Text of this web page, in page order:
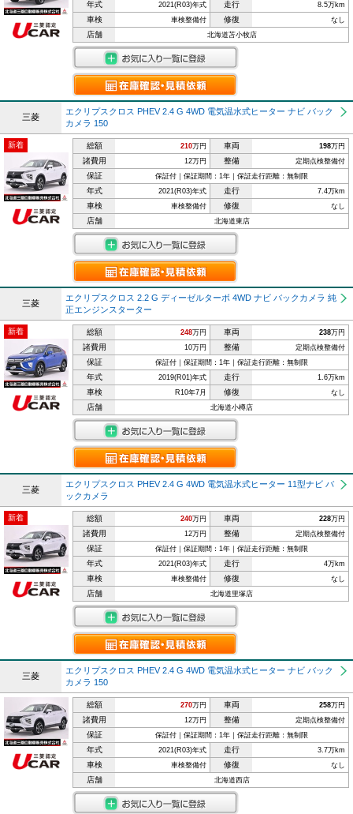
年式 2021(R03)年式 走行 8.5万km
車検 車検整備付 修復 なし
店舗 北海道苫小牧店
三菱
エクリプスクロス PHEV 2.4 G 4WD 電気温水式ヒーター ナビ バック
カメラ 150
新着 総額 210万円 車両 198万円
諸費用 12万円 整備 定期点検整備付
保証 保証付｜保証期間：1年｜保証走行距離：無制限
年式 2021(R03)年式 走行 7.4万km
車検 車検整備付 修復 なし
店舗 北海道東店
三菱
エクリプスクロス 2.2 G ディーゼルターボ 4WD ナビ バックカメラ 純
正エンジンスターター
新着 総額 248万円 車両 238万円
諸費用 10万円 整備 定期点検整備付
保証 保証付｜保証期間：1年｜保証走行距離：無制限
年式 2019(R01)年式 走行 1.6万km
車検 R10年7月 修復 なし
店舗 北海道小樽店
三菱
エクリプスクロス PHEV 2.4 G 4WD 電気温水式ヒーター 11型ナビ バ
ックカメラ
新着 総額 240万円 車両 228万円
諸費用 12万円 整備 定期点検整備付
保証 保証付｜保証期間：1年｜保証走行距離：無制限
年式 2021(R03)年式 走行 4万km
車検 車検整備付 修復 なし
店舗 北海道里塚店
三菱
エクリプスクロス PHEV 2.4 G 4WD 電気温水式ヒーター ナビ バック
カメラ 150
総額 270万円 車両 258万円
諸費用 12万円 整備 定期点検整備付
保証 保証付｜保証期間：1年｜保証走行距離：無制限
年式 2021(R03)年式 走行 3.7万km
車検 車検整備付 修復 なし
店舗 北海道西店